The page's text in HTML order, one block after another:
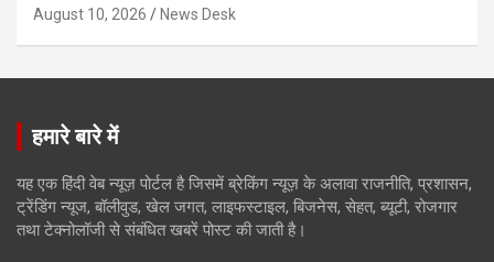
August 10, 2026 News Desk
हमारे बारे में
यह एक हिंदी वेब न्यूज़ पोर्टल है जिसमें ब्रेकिंग न्यूज़ के अलावा राजनीति, प्रशासन,
ट्रेंडिंग न्यूज, बॉलीवुड, खेल जगत, लाइफस्टाइल, बिजनेस, सेहत, ब्यूटी, रोजगार
तथा टेक्नोलॉजी से संबंधित खबरें पोस्ट की जाती है।